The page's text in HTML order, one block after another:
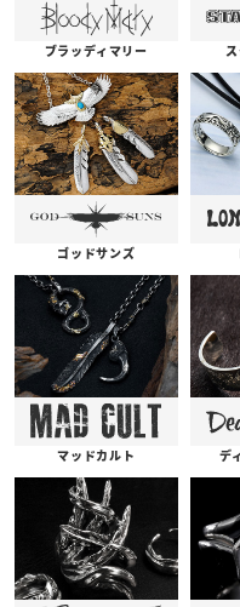
ブラッディマリー
ゴッドサンズ
マッドカルト デ